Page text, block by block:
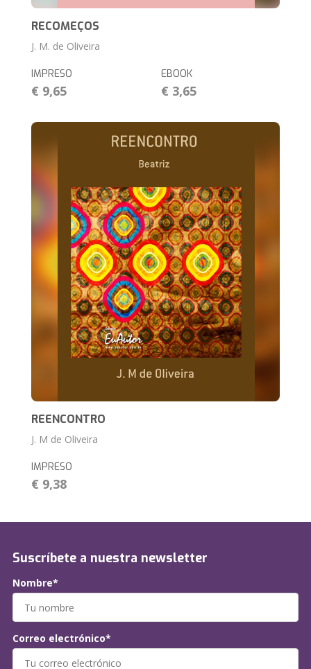
RECOMEÇOS
J. M. de Oliveira
IMPRESO
€ 9,65
EBOOK
€ 3,65
REENCONTRO
J. M de Oliveira
IMPRESO
€ 9,38
Suscríbete a nuestra newsletter
Nombre*
Correo electrónico*